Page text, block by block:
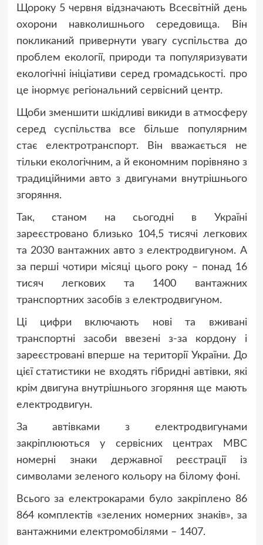
Щороку 5 червня відзначають Всесвітній день
охорони навколишнього середовища. Він
покликаний привернути увагу суспільства до
проблем екології, природи та популяризувати
екологічні ініціативи серед громадськості. про
це інормує регіональний сервісний центр.
Щоби зменшити шкідливі викиди в атмосферу
серед суспільства все більше популярним
стає електротранспорт. Він вважається не
тільки екологічним, а й економним порівняно з
традиційними авто з двигунами внутрішнього
згоряння.
Так, станом на сьогодні в Україні
зареєстровано близько 104,5 тисячі легкових
та 2030 вантажних авто з електродвигуном. А
за перші чотири місяці цього року – понад 16
тисяч легкових та 1400 вантажних
транспортних засобів з електродвигуном.
Ці цифри включають нові та вживані
транспортні засоби ввезені з-за кордону і
зареєстровані вперше на території України. До
цієї статистики не входять гібридні автівки, які
крім двигуна внутрішнього згоряння ще мають
електродвигун.
За автівками з електродвигунами
закріплюються у сервісних центрах МВС
номерні знаки державної реєстрації із
символами зеленого кольору на білому фоні.
Всього за електрокарами було закріплено 86
864 комплектів «зелених номерних знаків», за
вантажними електромобілями – 1407.